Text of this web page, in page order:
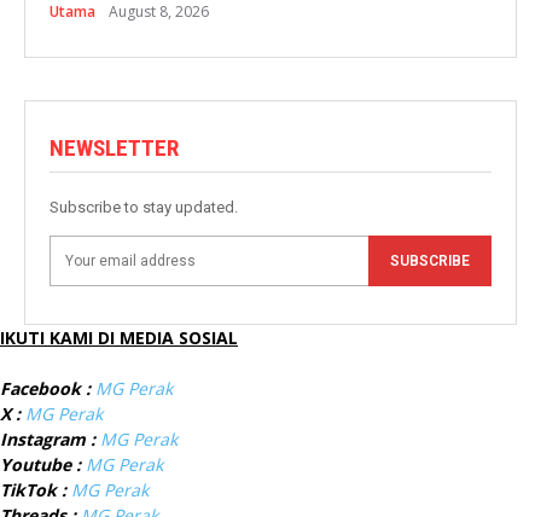
Utama August 8, 2026
NEWSLETTER
Subscribe to stay updated.
SUBSCRIBE
IKUTI KAMI DI MEDIA SOSIAL
Facebook : MG Perak
X : MG Perak
Instagram : MG Perak
Youtube : MG Perak
TikTok : MG Perak